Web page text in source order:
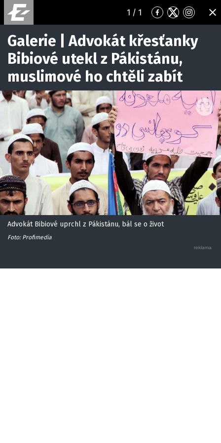
1 / 1
Přejít
na
Facebook
Přejít
na
Twitter
Přejít
na
Galerie | Advokát křesťanky
Bibiové utekl z Pákistánu,
muslimové ho chtěli zabít
Advokát Bibiové uprchl z Pákistánu, bál se o život
Foto: Profimedia